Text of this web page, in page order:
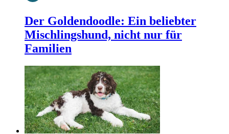
Der Goldendoodle: Ein beliebter
Mischlingshund, nicht nur für
Familien